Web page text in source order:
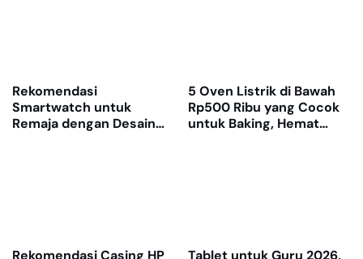
Rekomendasi
Smartwatch untuk
Remaja dengan Desain
5 Oven Listrik di Bawah
Rp500 Ribu yang Cocok
untuk Baking, Hemat